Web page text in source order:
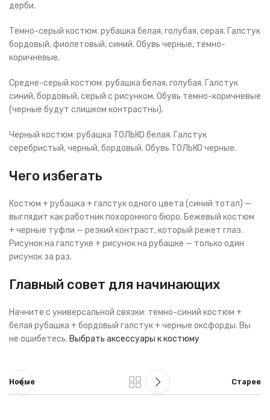
дерби.
Темно-серый костюм: рубашка белая, голубая, серая. Галстук
бордовый, фиолетовый, синий. Обувь черные, темно-
коричневые.
Средне-серый костюм: рубашка белая, голубая. Галстук
синий, бордовый, серый с рисунком. Обувь темно-коричневые
(черные будут слишком контрастны).
Черный костюм: рубашка ТОЛЬКО белая. Галстук
серебристый, черный, бордовый. Обувь ТОЛЬКО черные.
Чего избегать
Костюм + рубашка + галстук одного цвета (синий тотал) —
выглядит как работник похоронного бюро. Бежевый костюм
+ черные туфли — резкий контраст, который режет глаз.
Рисунок на галстуке + рисунок на рубашке — только один
рисунок за раз.
Главный совет для начинающих
Начните с универсальной связки: темно-синий костюм +
белая рубашка + бордовый галстук + черные оксфорды. Вы
не ошибетесь. Выбрать аксессуары к костюму
Новые Старее